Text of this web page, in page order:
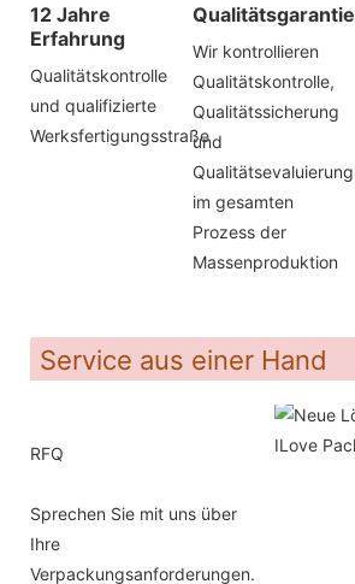
12 Jahre
Erfahrung
Qualitätskontrolle
und qualifizierte
Werksfertigungsstraße
Qualitätsgarantie
Wir kontrollieren
Qualitätskontrolle,
Qualitätssicherung
und
Qualitätsevaluierung
im gesamten
Prozess der
Massenproduktion
Service aus einer Hand
RFQ
Sprechen Sie mit uns über
Ihre
Verpackungsanforderungen.